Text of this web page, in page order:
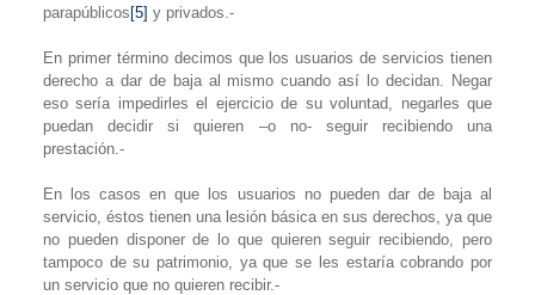
parapúblicos [5] y privados.-
En primer término decimos que los usuarios de servicios tienen
derecho a dar de baja al mismo cuando así lo decidan. Negar
eso sería impedirles el ejercicio de su voluntad, negarles que
puedan decidir si quieren –o no- seguir recibiendo una
prestación.-
En los casos en que los usuarios no pueden dar de baja al
servicio, éstos tienen una lesión básica en sus derechos, ya que
no pueden disponer de lo que quieren seguir recibiendo, pero
tampoco de su patrimonio, ya que se les estaría cobrando por
un servicio que no quieren recibir.-